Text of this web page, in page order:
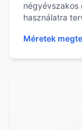
négyévszakos
használatra
Méretek